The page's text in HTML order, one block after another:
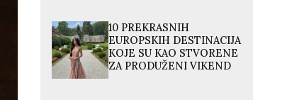
10 PREKRASNIH
EUROPSKIH DESTINACIJA
KOJE SU KAO STVORENE
ZA PRODUŽENI VIKEND